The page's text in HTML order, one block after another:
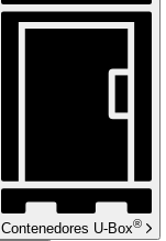
Contenedores U-Box®